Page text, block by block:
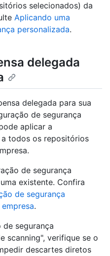
selecionados) da
Aplicando uma
personalizada.
delegada
delegada para sua
de segurança
aplicar a
todos os repositórios
de segurança
existente. Confira
de segurança
.
segurança
scanning", verifique se o
descartes diretos